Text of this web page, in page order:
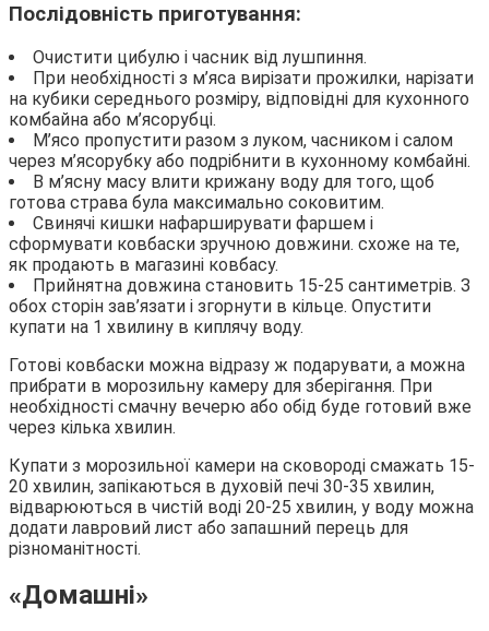
Послідовність приготування:
Очистити цибулю і часник від лушпиння.
При необхідності з м’яса вирізати прожилки, нарізати
на кубики середнього розміру, відповідні для кухонного
комбайна або м’ясорубці.
М’ясо пропустити разом з луком, часником і салом
через м’ясорубку або подрібнити в кухонному комбайні.
В м’ясну масу влити крижану воду для того, щоб
готова страва була максимально соковитим.
Свинячі кишки нафарширувати фаршем і
сформувати ковбаски зручною довжини. схоже на те,
як продають в магазині ковбасу.
Прийнятна довжина становить 15-25 сантиметрів. З
обох сторін зав’язати і згорнути в кільце. Опустити
купати на 1 хвилину в киплячу воду.
Готові ковбаски можна відразу ж подарувати, а можна
прибрати в морозильну камеру для зберігання. При
необхідності смачну вечерю або обід буде готовий вже
через кілька хвилин.
Купати з морозильної камери на сковороді смажать 15-
20 хвилин, запікаються в духовій печі 30-35 хвилин,
відварюються в чистій воді 20-25 хвилин, у воду можна
додати лавровий лист або запашний перець для
різноманітності.
«Домашні»